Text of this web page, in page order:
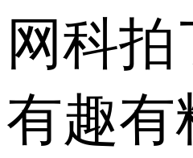
网科
有趣有